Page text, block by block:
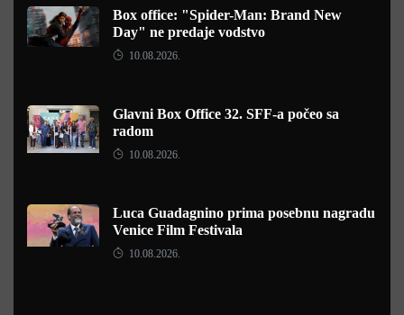
Box office: "Spider-Man: Brand New
Day" ne predaje vodstvo
10.08.2026.
Glavni Box Office 32. SFF-a počeo sa
radom
10.08.2026.
Luca Guadagnino prima posebnu nagradu
Venice Film Festivala
10.08.2026.